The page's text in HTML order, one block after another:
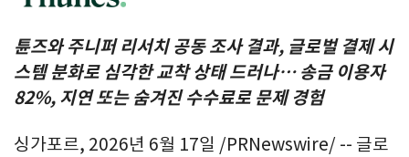
튠즈와 주니퍼 리서치 공동 조사 결과, 글로벌 결제 시
스템 분화로 심각한 교착 상태 드러나… 송금 이용자
82%, 지연 또는 숨겨진 수수료로 문제 경험
싱가포르, 2026년 6월 17일 /PRNewswire/ -- 글로